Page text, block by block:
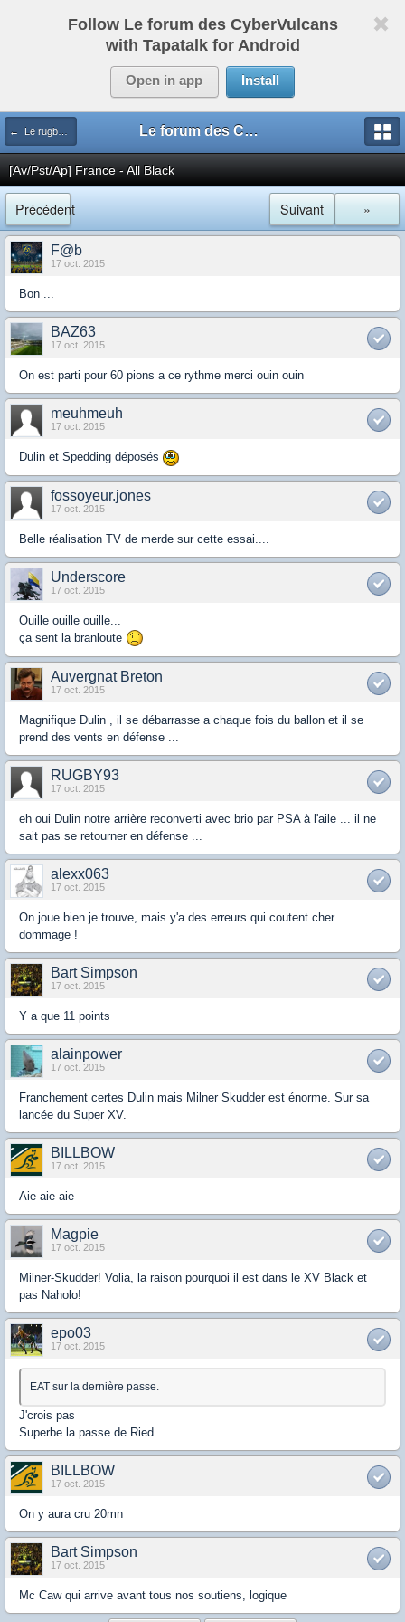
Follow Le forum des CyberVulcans
with Tapatalk for Android
Open in app Install
← Le rugby international Le forum des CyberVulcans
[Av/Pst/Ap] France - All Black
Précédent »
Suivant
F@b
17 oct. 2015
Bon ...
BAZ63
17 oct. 2015
On est parti pour 60 pions a ce rythme merci ouin ouin
meuhmeuh
17 oct. 2015
Dulin et Spedding déposés
fossoyeur.jones
17 oct. 2015
Belle réalisation TV de merde sur cette essai....
Underscore
17 oct. 2015
Ouille ouille ouille...
ça sent la branloute
Auvergnat Breton
17 oct. 2015
Magnifique Dulin , il se débarrasse a chaque fois du ballon et il se
prend des vents en défense ...
RUGBY93
17 oct. 2015
eh oui Dulin notre arrière reconverti avec brio par PSA à l'aile ... il ne
sait pas se retourner en défense ...
alexx063
17 oct. 2015
On joue bien je trouve, mais y'a des erreurs qui coutent cher...
dommage !
Bart Simpson
17 oct. 2015
Y a que 11 points
alainpower
17 oct. 2015
Franchement certes Dulin mais Milner Skudder est énorme. Sur sa
lancée du Super XV.
BILLBOW
17 oct. 2015
Aie aie aie
Magpie
17 oct. 2015
Milner-Skudder! Volia, la raison pourquoi il est dans le XV Black et
pas Naholo!
epo03
17 oct. 2015
EAT sur la dernière passe.
J'crois pas
Superbe la passe de Ried
BILLBOW
17 oct. 2015
On y aura cru 20mn
Bart Simpson
17 oct. 2015
Mc Caw qui arrive avant tous nos soutiens, logique